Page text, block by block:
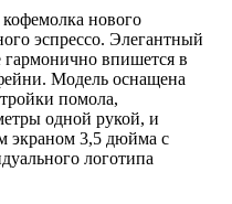
нового
эспрессо. Элегантный
гармонично впишется в
Модель оснащена
помола,
одной рукой, и
экраном 3,5 дюйма с
логотипа